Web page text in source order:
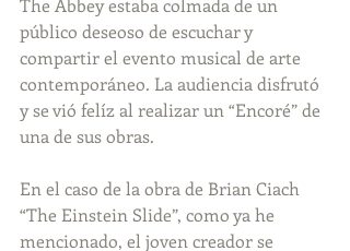
The Abbey estaba colmada de un
público deseoso de escuchar y
compartir el evento musical de arte
contemporáneo. La audiencia disfrutó
y se vió felíz al realizar un “Encoré” de
una de sus obras.
En el caso de la obra de Brian Ciach
“The Einstein Slide”, como ya he
mencionado, el joven creador se